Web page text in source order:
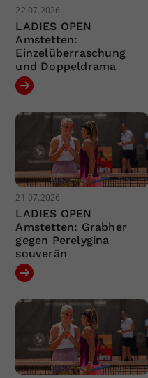
22.07.2026
LADIES OPEN
Amstetten:
Einzelüberraschung
und Doppeldrama
21.07.2026
LADIES OPEN
Amstetten: Grabher
gegen Perelygina
souverän